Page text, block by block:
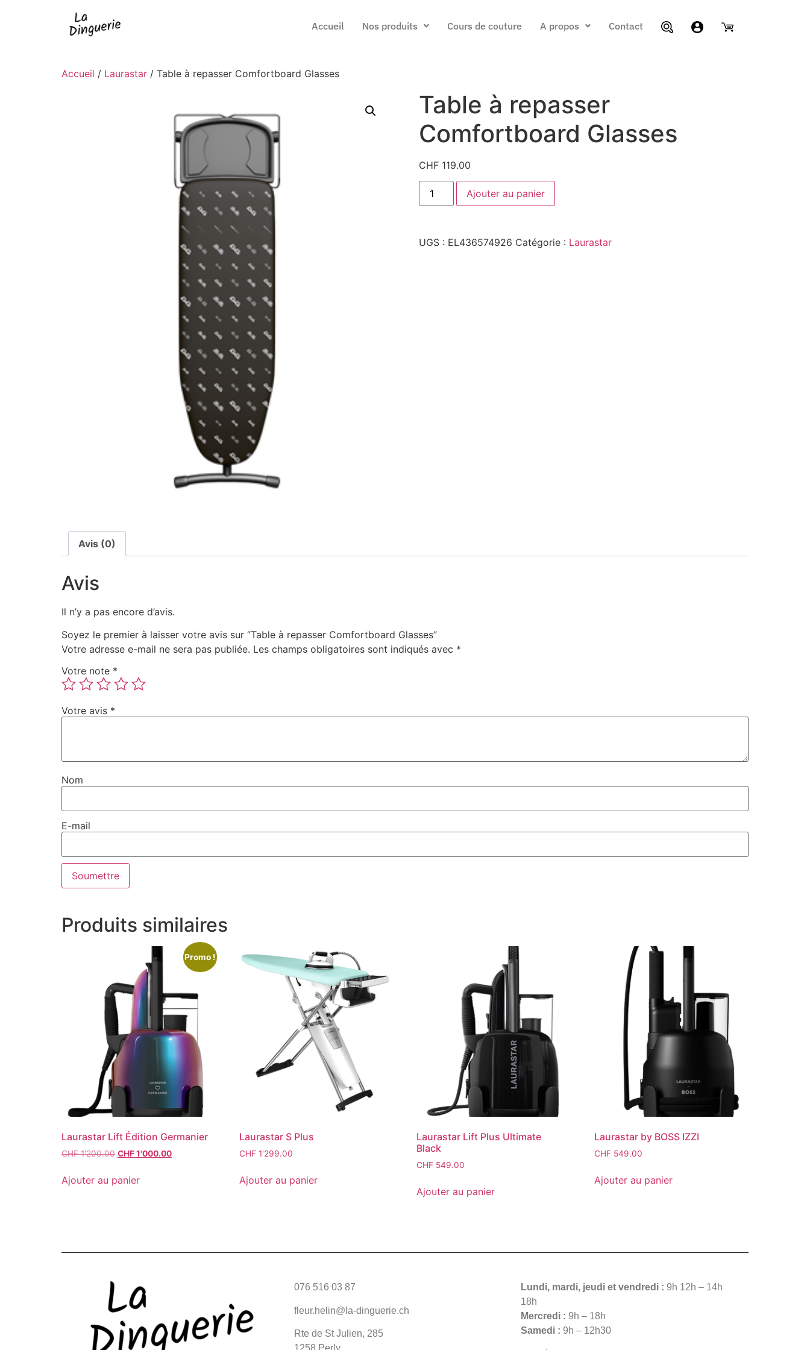
Accueil Nos produits Cours de couture A propos Contact
Accueil / Laurastar / Table à repasser Comfortboard Glasses
Table à repasser
Comfortboard Glasses
CHF119.00
Ajouter au panier
UGS : EL436574926 Catégorie : Laurastar
Avis (0)
Avis
Il n’y a pas encore d’avis.
Soyez le premier à laisser votre avis sur “Table à repasser Comfortboard Glasses”
Votre adresse e-mail ne sera pas publiée. Les champs obligatoires sont indiqués avec *
Votre note *
Votre avis *
Nom
E-mail
Produits similaires
Promo !
Laurastar Lift Édition Germanier
CHF1'200.00 CHF1'000.00
Ajouter au panier
Laurastar S Plus
CHF1'299.00
Ajouter au panier
Laurastar Lift Plus Ultimate
Black
CHF 549.00
Ajouter au panier
Laurastar by BOSS IZZI
CHF 549.00
Ajouter au panier
076 516 03 87
fleur.helin@la-dinguerie.ch
Rte de St Julien, 285
1258 Perly
Lundi, mardi, jeudi et vendredi : 9h 12h – 14h
18h
Mercredi : 9h – 18h
Samedi : 9h – 12h30